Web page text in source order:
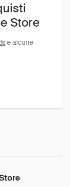
Store
e alcune